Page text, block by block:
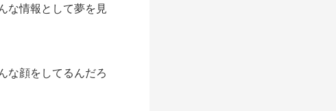
な情報として夢を見
な顔をしてるんだろ